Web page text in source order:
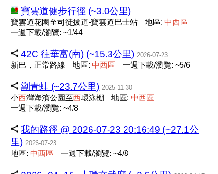
寶雲道健步行徑 (~3.0公里)
寶雲道花園至司徒拔道-寶雲道巴士站 地區: 中西區
一週下載/瀏覽: ~1/44
42C 往華富(南) (~15.3公里) 2026-07-23
新巴，正常路線 地區: 中西區 一週下載/瀏覽: ~5/6
劏青蛙 (~23.7公里) 2025-11-30
小西灣海濱公園至西環泳棚 地區: 中西區
一週下載/瀏覽: ~4/8
我的路徑 @ 2026-07-23 20:16:49 (~27.1公
里) 2026-07-23
地區: 中西區 一週下載/瀏覽: ~4/8